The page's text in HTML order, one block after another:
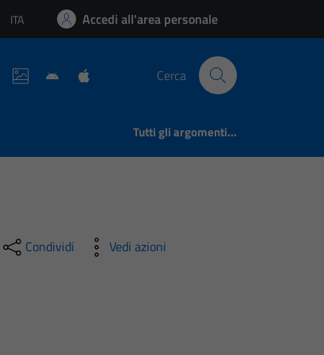
Lingua attiva:
ITA Accedi all'area personale
Cerca
Tutti gli argomenti...
Condividi Vedi azioni